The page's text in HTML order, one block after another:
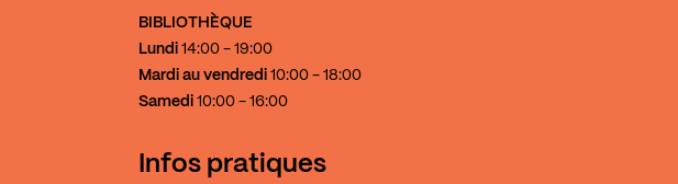
BIBLIOTHÈQUE
Lundi 14:00 - 19:00
Mardi au vendredi 10:00 - 18:00
Samedi 10:00 - 16:00
Infos pratiques